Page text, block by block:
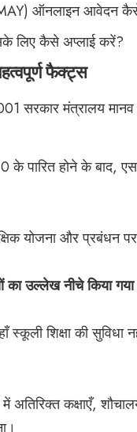
ऑनलाइन आवेदन
लिए कैसे अप्लाई करें?
फैक्ट्स
2001 सरकार मंत्रालय
के पारित होने के बाद,
योजना और प्रबंधन
का उल्लेख नीचे किया
स्कूली शिक्षा की
अतिरिक्त कक्षाएँ,